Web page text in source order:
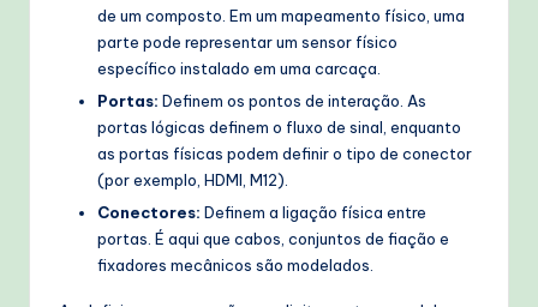
de um composto. Em um mapeamento físico, uma
parte pode representar um sensor físico
específico instalado em uma carcaça.
Portas: Definem os pontos de interação. As
portas lógicas definem o fluxo de sinal, enquanto
as portas físicas podem definir o tipo de conector
(por exemplo, HDMI, M12).
Conectores: Definem a ligação física entre
portas. É aqui que cabos, conjuntos de fiação e
fixadores mecânicos são modelados.